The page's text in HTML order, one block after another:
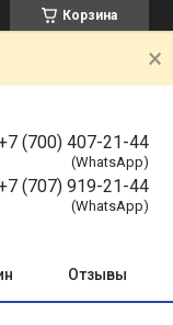
Корзина
(700) 407-21-44
(WhatsApp)
(707) 919-21-44
(WhatsApp)
Отзывы